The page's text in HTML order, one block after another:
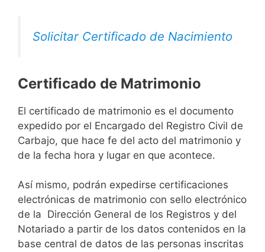
Solicitar Certificado de Nacimiento
Certificado de Matrimonio
El certificado de matrimonio es el documento
expedido por el Encargado del Registro Civil de
Carbajo, que hace fe del acto del matrimonio y
de la fecha hora y lugar en que acontece.
Así mismo, podrán expedirse certificaciones
electrónicas de matrimonio con sello electrónico
de la Dirección General de los Registros y del
Notariado a partir de los datos contenidos en la
base central de datos de las personas inscritas